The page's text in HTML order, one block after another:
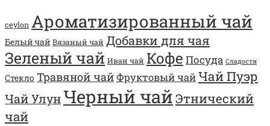
ceylon Ароматизированный чай
Белый чай Вязаный чай Добавки для чая
Зеленый чай Иван чай Кофе Посуда Сладости
Стекло Травяной чайФруктовый чайЧай Пуэр
Чай УлунЧерный чайЭтнический
чай